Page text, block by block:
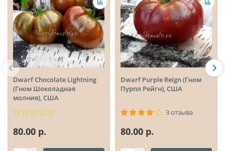
Dwarf Chocolate Lightning
(Гном Шоколадная
молния), США
80.00 р.
Dwarf Purple Reign (Гном
Пурпл Рейгн), США
3 отзыва
80.00 р.